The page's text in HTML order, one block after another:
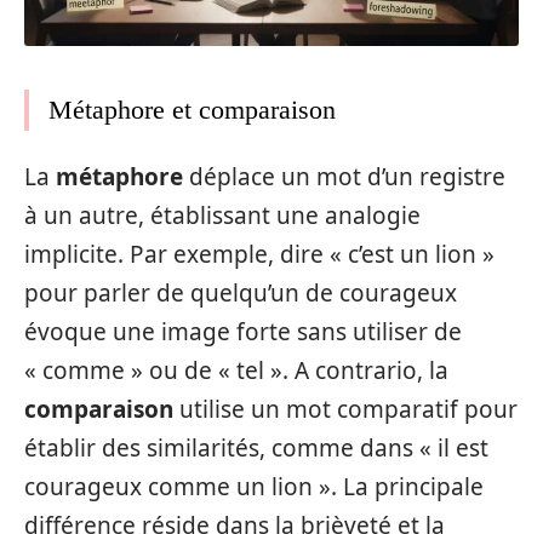
Métaphore et comparaison
La métaphore déplace un mot d’un registre
à un autre, établissant une analogie
implicite. Par exemple, dire « c’est un lion »
pour parler de quelqu’un de courageux
évoque une image forte sans utiliser de
« comme » ou de « tel ». A contrario, la
comparaison utilise un mot comparatif pour
établir des similarités, comme dans « il est
courageux comme un lion ». La principale
différence réside dans la brièveté et la